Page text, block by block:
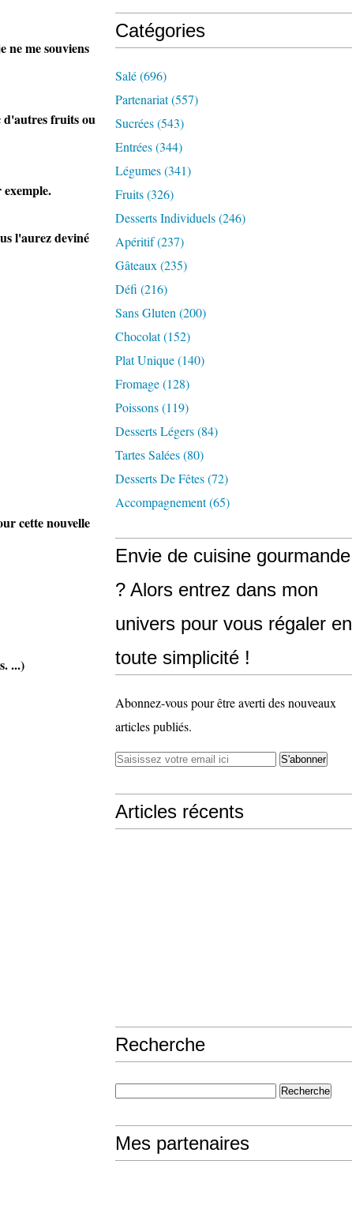
ne me souviens
d'autres fruits ou
l'aurez deviné
cette nouvelle
...)
Catégories
Salé(696)
Partenariat(557)
Sucrées(543)
Entrées(344)
Légumes(341)
Fruits(326)
Desserts Individuels(246)
Apéritif(237)
Gâteaux (235)
Défi (216)
Sans Gluten (200)
Chocolat(152)
Plat Unique(140)
Fromage(128)
Poissons(119)
Desserts Légers(84)
Tartes Salées(80)
Desserts De Fêtes(72)
Accompagnement(65)
Envie de cuisine gourmande
? Alors entrez dans mon
univers pour vous régaler en
toute simplicité !
Abonnez-vous pour être averti des nouveaux
articles publiés.
Articles récents
Recherche
Mes partenaires